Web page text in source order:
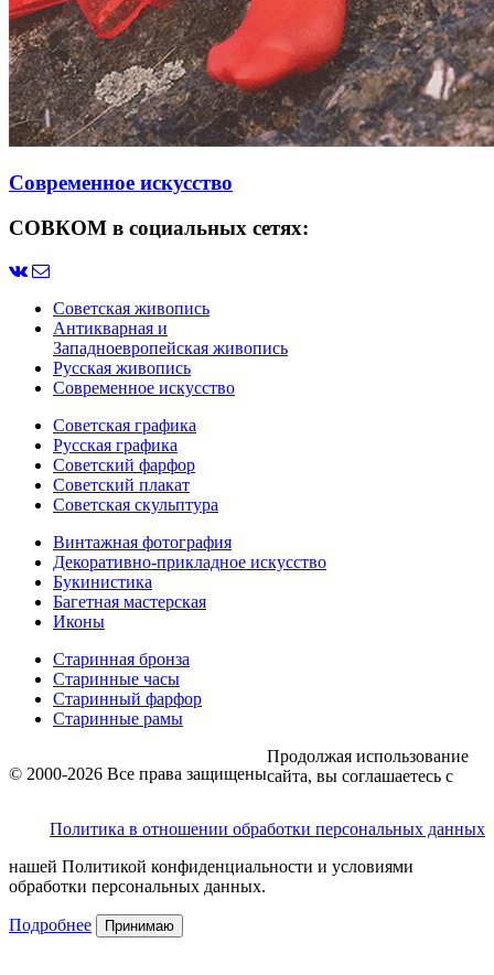
Современное искусство
СОВКОМ в социальных сетях:
Советская живопись
Антикварная и
Западноевропейская живопись
Русская живопись
Современное искусство
Советская графика
Русская графика
Советский фарфор
Советский плакат
Советская скульптура
Винтажная фотография
Декоративно-прикладное искусство
Букинистика
Багетная мастерская
Иконы
Старинная бронза
Старинные часы
Старинный фарфор
Старинные рамы
© 2000-2026 Все права защищены
Политика в отношении обработки персональных данных
Продолжая использование
сайта, вы соглашаетесь с
нашей Политикой конфиденциальности и условиями
обработки персональных данных.
Подробнее Принимаю